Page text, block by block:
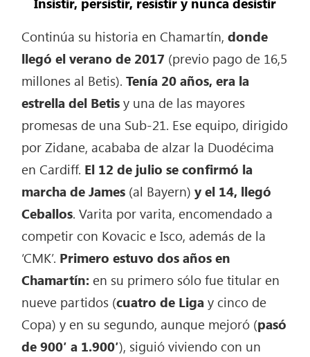
Continúa su historia en Chamartín, donde
llegó el verano de 2017 (previo pago de 16,5
millones al Betis). Tenía 20 años, era la
estrella del Betisy una de las mayores
promesas de una Sub-21. Ese equipo, dirigido
por Zidane, acababa de alzar la Duodécima
en Cardiff. El 12 de julio se confirmó la
marcha de James (al Bayern)y el 14, llegó
Ceballos. Varita por varita, encomendado a
competir con Kovacic e Isco, además de la
‘CMK’. Primero estuvo dos años en
Chamartín: en su primero sólo fue titular en
nueve partidos (cuatro de Ligay cinco de
Copa) y en su segundo, aunque mejoró (pasó
de 900′ a 1.900′), siguió viviendo con un